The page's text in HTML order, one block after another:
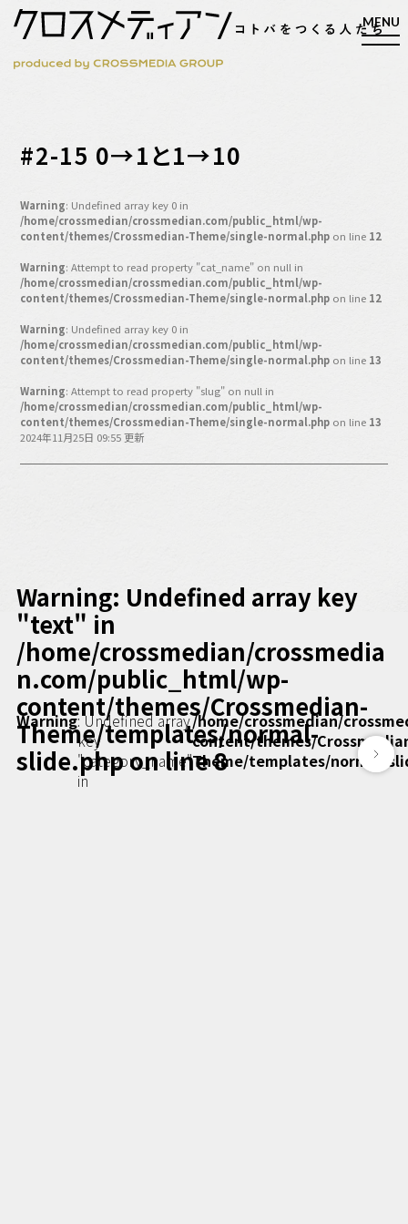
マガジン
新刊ができるまで
EVENT
MY WORK
編集4.0
人間主義的経営
バックオフィス
その他
ビジネスアスリートのための
コンディショニング
編集4.0
その他
ラジオ
Podcast番組
「ビジネス・ブック・アカデミー」
Podcast番組
#2-15 0→1と1→10
Warning: Undefined array key 0 in
/home/crossmedian/crossmedian.com/public_html/wp-
content/themes/Crossmedian-Theme/single-normal.php on line 12
Warning: Attempt to read property "cat_name" on null in
/home/crossmedian/crossmedian.com/public_html/wp-
content/themes/Crossmedian-Theme/single-normal.php on line 12
Warning: Undefined array key 0 in
/home/crossmedian/crossmedian.com/public_html/wp-
content/themes/Crossmedian-Theme/single-normal.php on line 13
Warning: Attempt to read property "slug" on null in
/home/crossmedian/crossmedian.com/public_html/wp-
content/themes/Crossmedian-Theme/single-normal.php on line 13
2024年11月25日 09:55 更新
Warning: Undefined array key
"text" in
/home/crossmedian/crossmedia
n.com/public_html/wp-
content/themes/Crossmedian-
Theme/templates/normal-
slide.phpon line8
Warning: Undefined array
key
"category_name"
in
/home/crossmedian/
content/themes/
Theme/templates/normal-